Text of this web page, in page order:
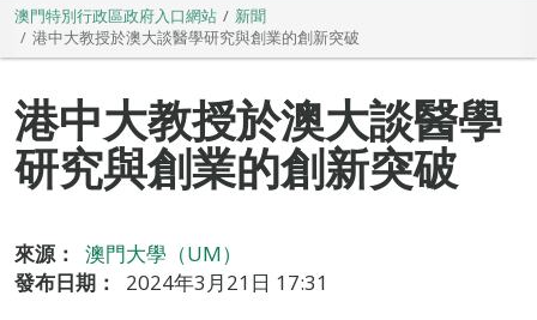
澳門特別行政區政府入口網站
新聞
港中大教授於澳大談醫學研究與創業的創新突破
港中大教授於澳大談醫學
研究與創業的創新突破
來源：
澳門大學（UM）
發布日期：
2024年3月21日 17:31